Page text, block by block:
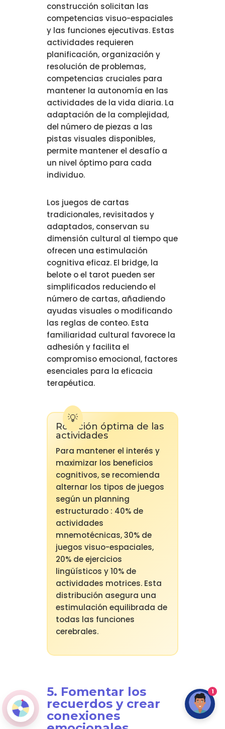
construcción solicitan las
competencias visuo-espaciales
y las funciones ejecutivas. Estas
actividades requieren
planificación, organización y
resolución de problemas,
competencias cruciales para
mantener la autonomía en las
actividades de la vida diaria. La
adaptación de la complejidad,
del número de piezas a las
pistas visuales disponibles,
permite mantener el desafío a
un nivel óptimo para cada
individuo.
Los juegos de cartas
tradicionales, revisitados y
adaptados, conservan su
dimensión cultural al tiempo que
ofrecen una estimulación
cognitiva eficaz. El bridge, la
belote o el tarot pueden ser
simplificados reduciendo el
número de cartas, añadiendo
ayudas visuales o modificando
las reglas de conteo. Esta
familiaridad cultural favorece la
adhesión y facilita el
compromiso emocional, factores
esenciales para la eficacia
terapéutica.
Rotación óptima de las
actividades
Para mantener el interés y
maximizar los beneficios
cognitivos, se recomienda
alternar los tipos de juegos
según un planning
estructurado : 40% de
actividades
mnemotécnicas, 30% de
juegos visuo-espaciales,
20% de ejercicios
lingüísticos y 10% de
actividades motrices. Esta
distribución asegura una
estimulación equilibrada de
todas las funciones
cerebrales.
5. Fomentar los
recuerdos y crear
conexiones
1